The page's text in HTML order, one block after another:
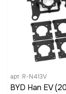
арт. R-N413V
BYD Han EV